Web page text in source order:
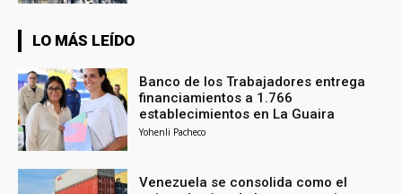
LO MÁS LEÍDO
Banco de los Trabajadores entrega
financiamientos a 1.766
establecimientos en La Guaira
Yohenli Pacheco
Venezuela se consolida como el